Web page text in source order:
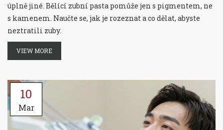
úplně jiné. Bělící zubní pasta pomůže jen s pigmentem, ne
s kamenem. Naučte se, jak je rozeznat a co dělat, abyste
neztratili zuby.
VIEW MORE
10
Mar